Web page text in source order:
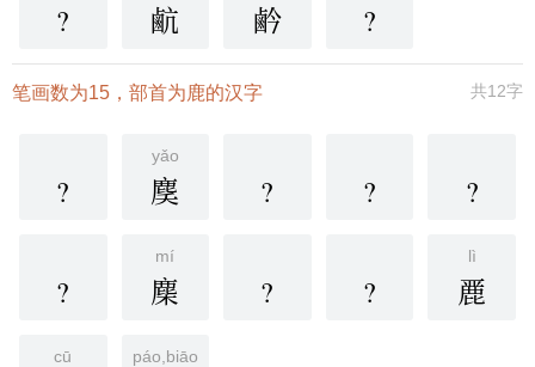
? 䴚 鹶 ?
共12字
笔画数为15，部首为鹿的汉字
?
yǎo
䴠 ? ? ?
?
mí
䴢 ? ?
lì
䴡
cū páo,biāo